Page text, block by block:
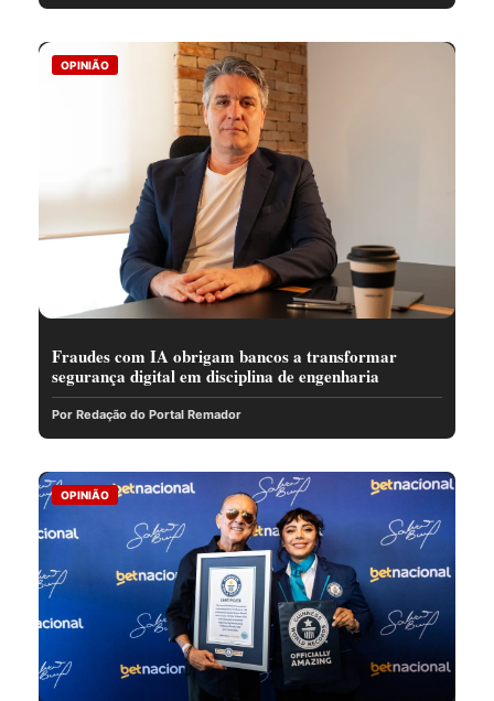
OPINIÃO
Fraudes com IA obrigam bancos a transformar
segurança digital em disciplina de engenharia
Por Redação do Portal Remador
OPINIÃO